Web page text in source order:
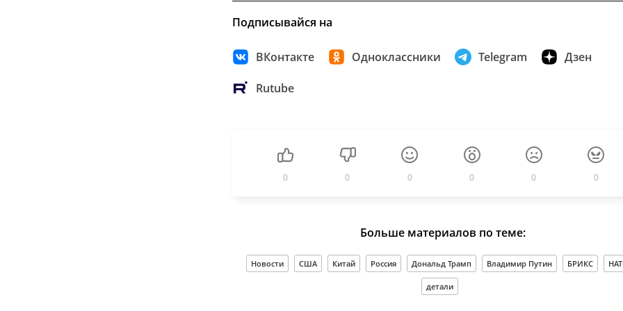
Подписывайся на
ВКонтакте Одноклассники Telegram Дзен
Rutube
0 0 0 0 0 0
Больше материалов по теме:
Новости США Китай Россия Дональд Трамп Владимир Путин БРИКС
детали